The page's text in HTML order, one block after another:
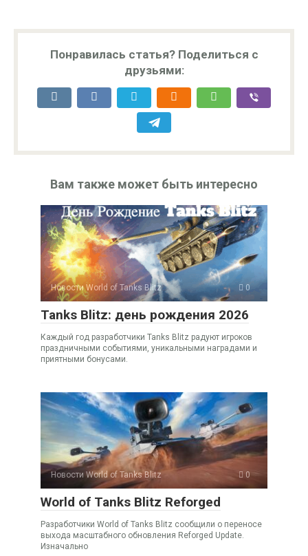
Понравилась статья? Поделиться с
друзьями:
Вам также может быть интересно
Новости World of Tanks Blitz 0
Tanks Blitz: день рождения 2026
Каждый год разработчики Tanks Blitz радуют игроков
праздничными событиями, уникальными наградами и
приятными бонусами.
Новости World of Tanks Blitz 0
World of Tanks Blitz Reforged
Разработчики World of Tanks Blitz сообщили о переносе
выхода масштабного обновления Reforged Update.
Изначально